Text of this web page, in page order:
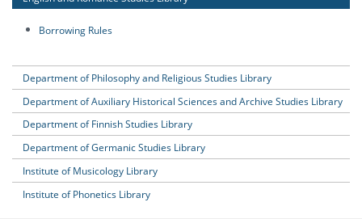
Borrowing Rules
Department of Philosophy and Religious Studies Library
Department of Auxiliary Historical Sciences and Archive Studies Library
Department of Finnish Studies Library
Department of Germanic Studies Library
Institute of Musicology Library
Institute of Phonetics Library